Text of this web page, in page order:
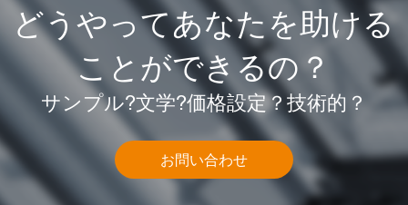
どうやってあなたを助ける
ことができるの？
サンプル?文学?価格設定？技術的？
お問い合わせ